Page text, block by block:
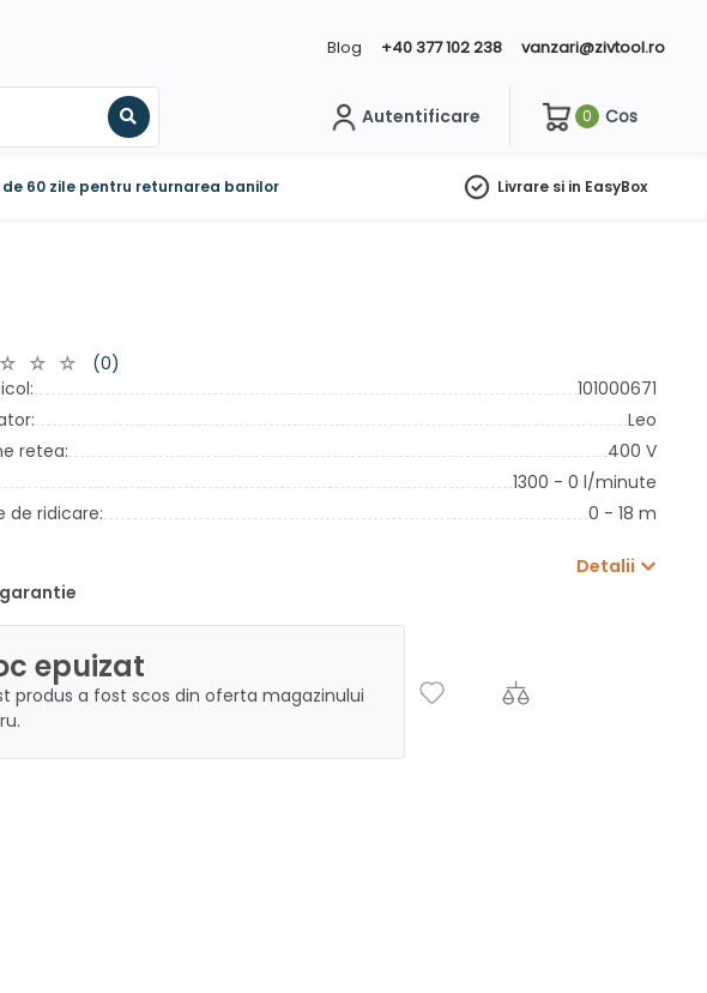
Blog +40 377 102 238 vanzari@zivtool.ro
Search
Autentificare 0 Cos
60 zile pentru returnarea banilor Livrare si in EasyBox
(0)
101000671
Leo
retea:
400 V
1300 - 0 l/minute
de ridicare:
0 - 18 m
Detalii
epuizat
produs a fost scos din oferta magazinului